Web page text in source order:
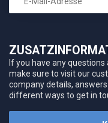
If you have any
make sure to visit our
company details,
different ways to get in